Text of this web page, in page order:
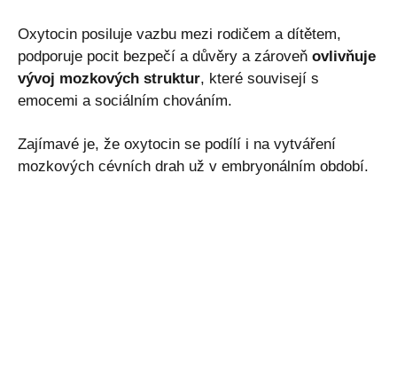
Oxytocin posiluje vazbu mezi rodičem a dítětem,
podporuje pocit bezpečí a důvěry a zároveň ovlivňuje
vývoj mozkových struktur, které souvisejí s
emocemi a sociálním chováním.
Zajímavé je, že oxytocin se podílí i na vytváření
mozkových cévních drah už v embryonálním období.